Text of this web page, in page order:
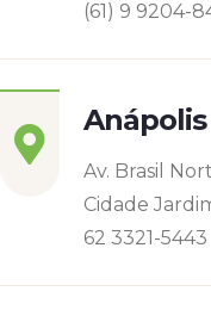
(61) 9 9204-
Anápolis
Av. Brasil
Cidade
62 3321-5443